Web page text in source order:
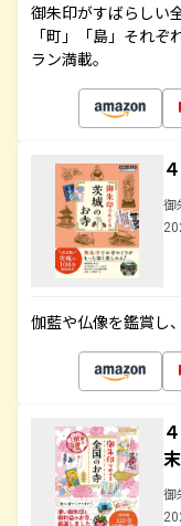
御朱印がすばらしい
「町」「島」それ
ラン満載。
御
伽藍や仏像を鑑賞し
御